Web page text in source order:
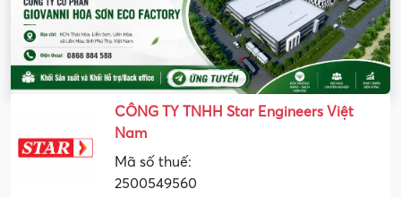
CÔNG TY TNHH Star Engineers Việt
Nam
Mã số thuế:
2500549560